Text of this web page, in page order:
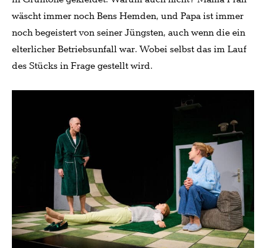
wäscht immer noch Bens Hemden, und Papa ist immer
noch begeistert von seiner Jüngsten, auch wenn die ein
elterlicher Betriebsunfall war. Wobei selbst das im Lauf
des Stücks in Frage gestellt wird.